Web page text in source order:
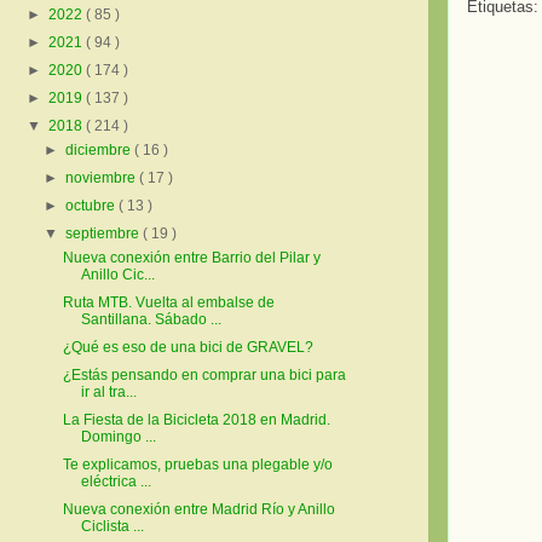
Etiquetas:
► 2022 ( 85 )
► 2021 ( 94 )
► 2020 ( 174 )
► 2019 ( 137 )
▼ 2018 ( 214 )
►diciembre( 16 )
►noviembre( 17 )
►octubre( 13 )
▼septiembre( 19 )
Nueva conexión entre Barrio del Pilar y
Anillo Cic...
Ruta MTB. Vuelta al embalse de
Santillana. Sábado ...
¿Qué es eso de una bici de GRAVEL?
¿Estás pensando en comprar una bici para
ir al tra...
La Fiesta de la Bicicleta 2018 en Madrid.
Domingo ...
Te explicamos, pruebas una plegable y/o
eléctrica ...
Nueva conexión entre Madrid Río y Anillo
Ciclista ...